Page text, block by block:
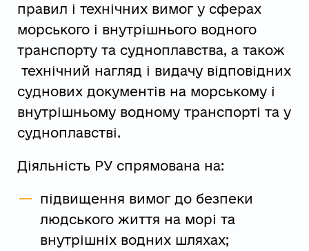
правил і технічних вимог у сферах
морського і внутрішнього водного
транспорту та судноплавства, а також
технічний нагляд і видачу відповідних
суднових документів на морському і
внутрішньому водному транспорті та у
судноплавстві.
Діяльність РУ спрямована на:
підвищення вимог до безпеки
людського життя на морі та
внутрішніх водних шляхах;